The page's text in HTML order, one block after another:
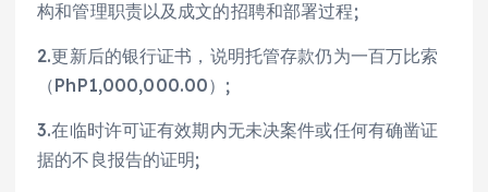
构和管理职责以及成文的招聘和部署过程;
2.更新后的银行证书，说明托管存款仍为一百万比索
（PhP1,000,000.00）;
3.在临时许可证有效期内无未决案件或任何有确凿证
据的不良报告的证明;